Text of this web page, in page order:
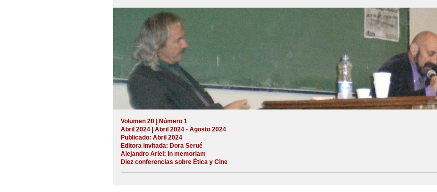
Volumen 20 | Número 1
Abril 2024 | Abril 2024 - Agosto 2024
Publicado: Abril 2024
Editora invitada: Dora Serué
Alejandro Ariel: In memoriam
Diez conferencias sobre Ética y Cine